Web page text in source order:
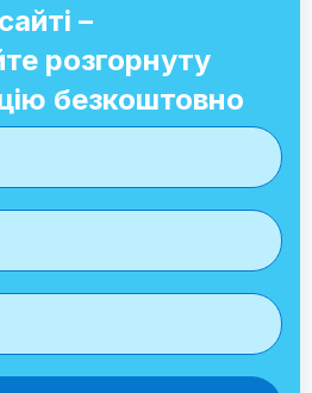
сайті –
розгорнуту
безкоштовно